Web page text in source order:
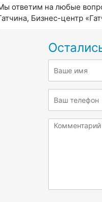
ответим на любые
Бизнес-центр